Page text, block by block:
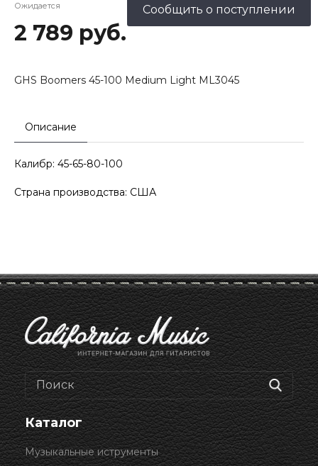
Ожидается
2 789 руб.
Сообщить о поступлении
GHS Boomers 45-100 Medium Light ML3045
Описание
Калибр: 45-65-80-100
Страна производства: США
Каталог
Музыкальные иструменты